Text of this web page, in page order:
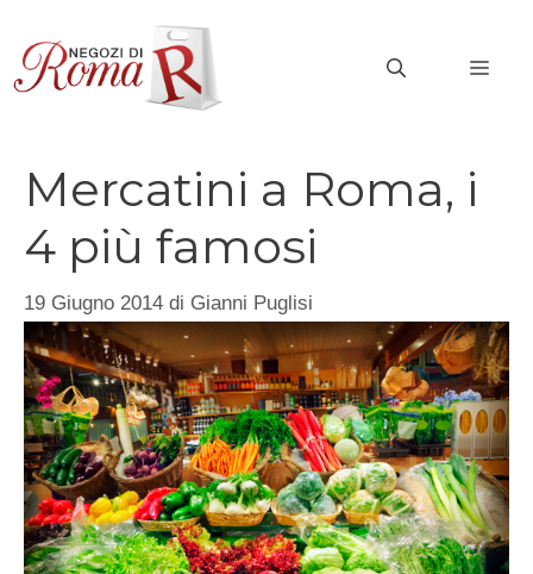
contenuto
Mercatini a Roma, i
4 più famosi
19 Giugno 2014 di Gianni Puglisi